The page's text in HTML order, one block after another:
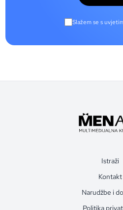
Slažem se s
Istraži
Kontakt
Narudžbe i
Politika